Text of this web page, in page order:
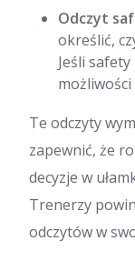
Odczyt
określić,
Jeśli
możliwości
Te odczyty
zapewnić, że
decyzje w
Trenerzy
odczytów w